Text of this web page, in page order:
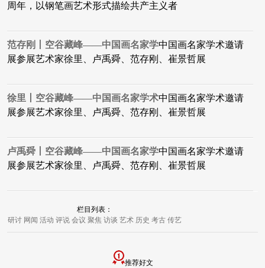
周年，以钢笔画艺术形式描绘共产主义者
范存刚丨空谷藏峰——中国画名家学中国画名家学术邀请
展参展艺术家徐里、卢禹舜、范存刚、崔景哲展
徐里丨空谷藏峰——中国画名家学术中国画名家学术邀请
展参展艺术家徐里、卢禹舜、范存刚、崔景哲展
卢禹舜丨空谷藏峰——中国画名家学中国画名家学术邀请
展参展艺术家徐里、卢禹舜、范存刚、崔景哲展
栏目列表：
研讨 网闻 活动 评说 会议 聚焦 访谈 艺术 历史 考古 传艺
推荐好文